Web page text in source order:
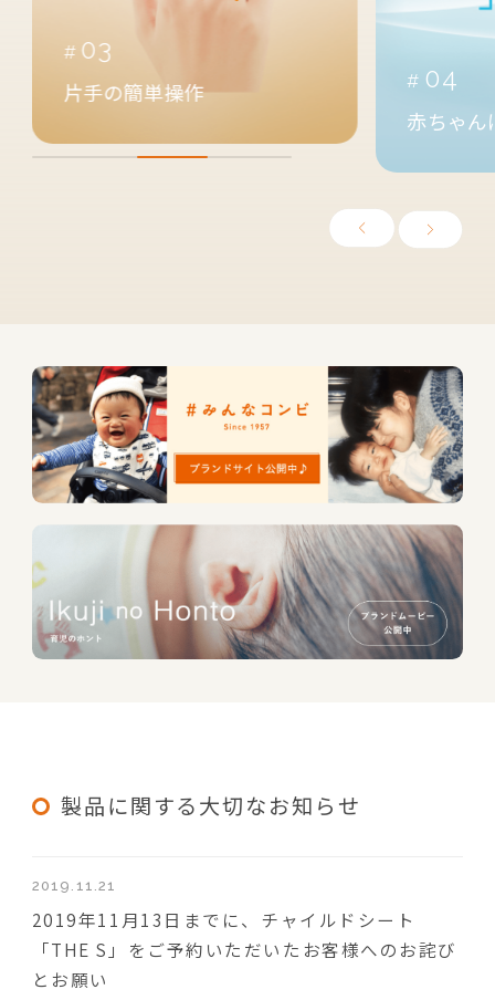
04 汗っかき
製品に関する大切なお知らせ
2019.11.21
2019年11月13日までに、チャイルドシート
「THE S」をご予約いただいたお客様へのお詫び
とお願い